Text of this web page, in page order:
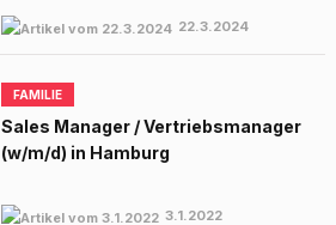
22.3.2024
FAMILIE
Sales Manager / Vertriebsmanager
(w/m/d) in Hamburg
3.1.2022